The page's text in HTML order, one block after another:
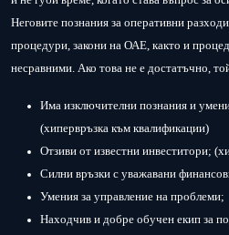
Неговите познания за оперативни
процедури, закони на ОАЕ, както и
несравними. Ако това не е достатъчно,
Има изключителни познания и
(хипервръзка към квалификации)
Отзиви от известни инвеститори;
Силни връзки с уважавани
Умения за управление на проблеми;
Находчив и добре обучен екип за